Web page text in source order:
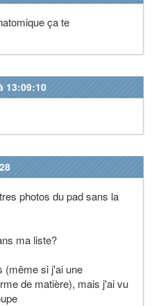
ça te
13:09:10
photos du pad sans la
ma liste?
(même si j'ai une
de matière), mais j'ai vu